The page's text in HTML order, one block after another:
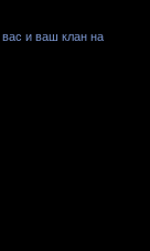
и ваш клан на